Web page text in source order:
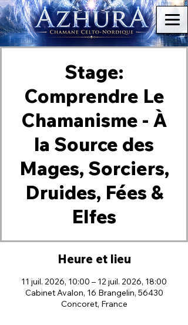
Stage:
Comprendre Le
Chamanisme - À
la Source des
Mages, Sorciers,
Druides, Fées &
Elfes
Heure et lieu
11 juil. 2026, 10:00 – 12 juil. 2026, 18:00
Cabinet Avalon, 16 Brangelin, 56430
Concoret, France